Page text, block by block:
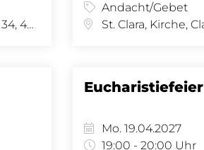
St. Michael, Allmendstrasse 34, 4058 Basel
Andacht/Gebet
Eucharistiefeier
Mo. 19.04.2027
19:00 - 20:00 Uhr